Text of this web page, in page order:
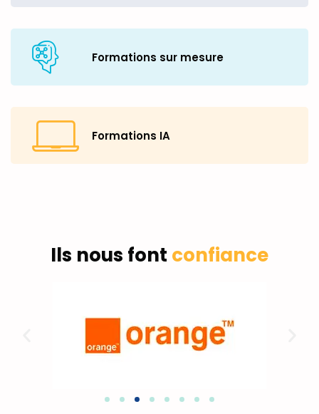
Formations sur mesure
Formations IA
Ils nous font confiance